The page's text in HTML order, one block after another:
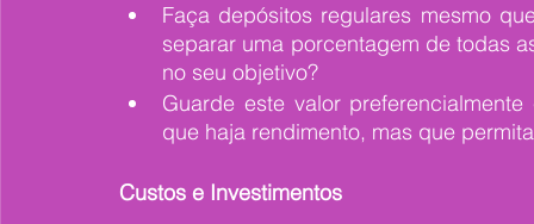
Faça depósitos regulares mesmo
separar uma porcentagem de todas
no seu objetivo?
Guarde este valor
que haja rendimento, mas que
Custos e Investimentos